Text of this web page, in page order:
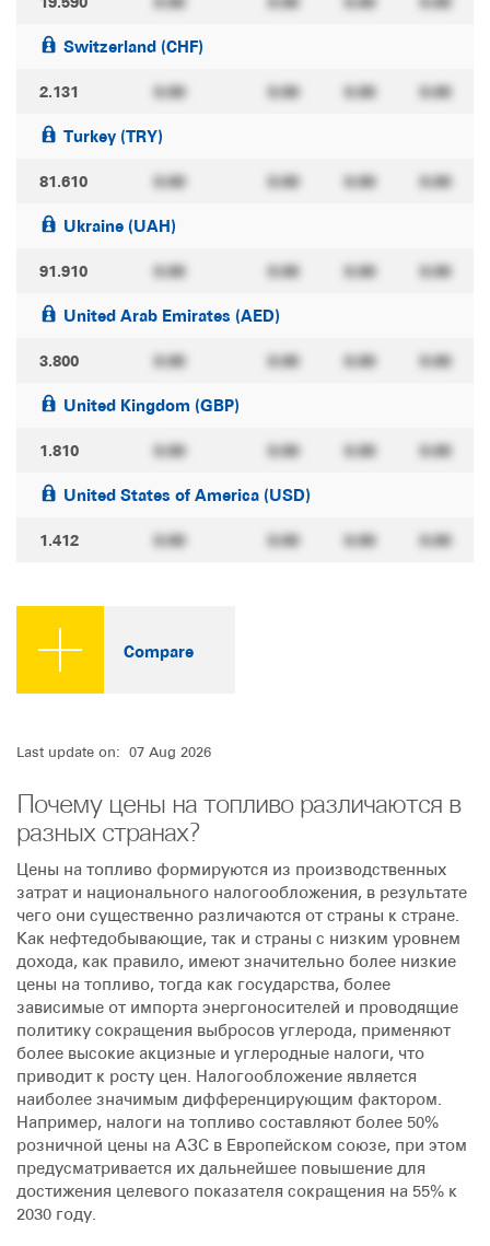
Switzerland (CHF)
2.131 0.00 0.00 0.00 0.00
Turkey (TRY)
81.610 0.00 0.00 0.00 0.00
Ukraine (UAH)
91.910 0.00 0.00 0.00 0.00
United Arab Emirates (AED)
3.800 0.00 0.00 0.00 0.00
United Kingdom (GBP)
1.810 0.00 0.00 0.00 0.00
United States of America (USD)
1.412 0.00 0.00 0.00 0.00
Compare
Last update on: 07 Aug 2026
Почему цены на топливо различаются в
разных странах?
Цены на топливо формируются из производственных
затрат и национального налогообложения, в результате
чего они существенно различаются от страны к стране.
Как нефтедобывающие, так и страны с низким уровнем
дохода, как правило, имеют значительно более низкие
цены на топливо, тогда как государства, более
зависимые от импорта энергоносителей и проводящие
политику сокращения выбросов углерода, применяют
более высокие акцизные и углеродные налоги, что
приводит к росту цен. Налогообложение является
наиболее значимым дифференцирующим фактором.
Например, налоги на топливо составляют более 50%
розничной цены на АЗС в Европейском союзе, при этом
предусматривается их дальнейшее повышение для
достижения целевого показателя сокращения на 55% к
2030 году.